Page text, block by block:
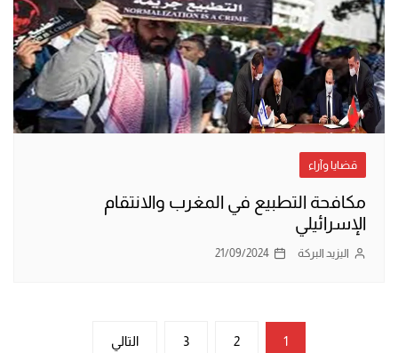
قضايا وآراء
مكافحة التطبيع في المغرب والانتقام
الإسرائيلي
اليزيد البركة 21/09/2024
1
2
3 التالي